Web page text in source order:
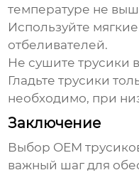
температуре не
Используйте
отбеливателей.
Не сушите трусики
Гладьте трусики
необходимо, при
Заключение
Выбор OEM
важный шаг для